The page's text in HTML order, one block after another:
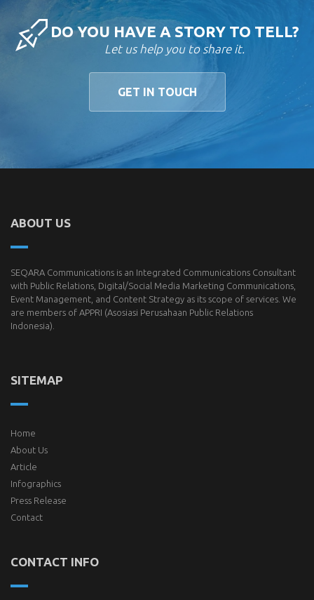
DO YOU HAVE A STORY TO TELL?
Let us help you to share it.
GET IN TOUCH
ABOUT US
SEQARA Communications is an Integrated Communications Consultant
with Public Relations, Digital/Social Media Marketing Communications,
Event Management, and Content Strategy as its scope of services. We
are members of APPRI (Asosiasi Perusahaan Public Relations
Indonesia).
SITEMAP
Home
About Us
Article
Infographics
Press Release
Contact
CONTACT INFO